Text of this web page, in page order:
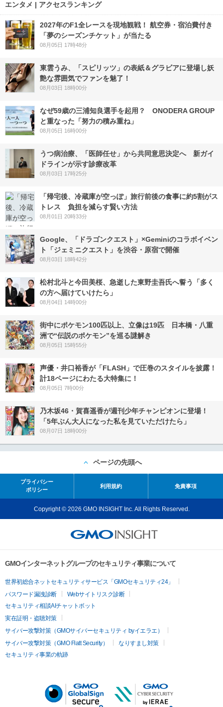
エンタメ | アクセスランキング
2027年のF1全レースを現地観戦！ 航空券・宿泊費付き
「夢のシーズンチケット」が当たる
08月05日 17時48分
東雲うみ、「スピリッツ」の表紙＆グラビアに登場し妖
艶な雰囲気でファンを魅了！
08月03日 18時00分
なぜ59歳の三浦知良選手を起用？ ONODERA GROUP
と重なった「努力の積み重ね」
08月05日 16時00分
うつ病治療、「医師任せ」から共同意思決定へ 新ガイ
ドラインが示す診療改革
08月03日 17時25分
「帰宅後、冷蔵庫が空っぽ」旅行前後の食事に約5割がス
トレス 負担を減らす賢い方法
08月01日 20時33分
Google、「ドラゴンクエスト」×Geminiのコラボイベン
ト「ジェミニクエスト」を渋谷・原宿で開催
08月03日 18時42分
松村北斗と今田美桜、急逝した東野圭吾氏へ誓う「多く
の方へ届けていけたら」
08月04日 14時00分
街中にポケモン100匹以上、立像は19匹 日本橋・八重
洲で“伝説のポケモン”を巡る謎解き
08月05日 15時55分
声優・井口裕香が「FLASH」で圧巻のスタイルを披露！
計18ページにわたる大特集に！
08月05日 7時00分
乃木坂46・賀喜遥香が週刊少年チャンピオンに登場！
「5年ぶん大人になった私を見ていただけたら」
08月07日 18時00分
ページの先頭へ
プライバシー
ポリシー
利用規約 免責事項
Copyright © 2026 GMO INSIGHT Inc. All Rights Reserved.
GMOインターネットグループのセキュリティ事業について
世界初総合ネットセキュリティサービス「GMOセキュリティ24」
パスワード漏洩診断
Webサイトリスク診断
セキュリティ相談AIチャットボット
実在証明・盗聴対策
サイバー攻撃対策（GMOサイバーセキュリティ byイエラエ）
サイバー攻撃対策（GMO Flatt Security）
なりすまし対策
セキュリティ事業の軌跡